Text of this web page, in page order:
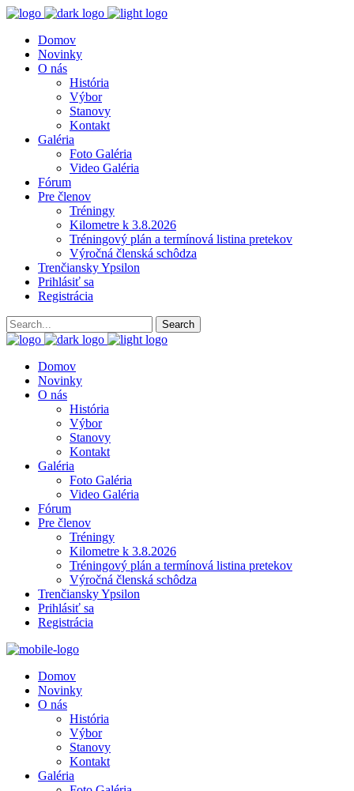
Domov
Novinky
O nás
História
Výbor
Stanovy
Kontakt
Galéria
Foto Galéria
Video Galéria
Fórum
Pre členov
Tréningy
Kilometre k 3.8.2026
Tréningový plán a termínová listina pretekov
Výročná členská schôdza
Trenčiansky Ypsilon
Prihlásiť sa
Registrácia
Domov
Novinky
O nás
História
Výbor
Stanovy
Kontakt
Galéria
Foto Galéria
Video Galéria
Fórum
Pre členov
Tréningy
Kilometre k 3.8.2026
Tréningový plán a termínová listina pretekov
Výročná členská schôdza
Trenčiansky Ypsilon
Prihlásiť sa
Registrácia
Domov
Novinky
O nás
História
Výbor
Stanovy
Kontakt
Galéria